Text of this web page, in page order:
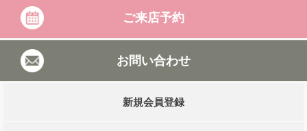
ご来店予約
お問い合わせ
新規会員登録